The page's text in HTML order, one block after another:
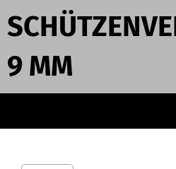
9 MM